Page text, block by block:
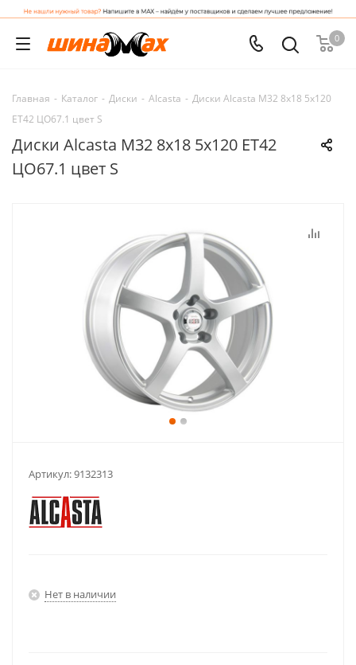
0
Главная - Каталог - Диски - Alcasta - Диски Alcasta M32 8x18 5x120
ET42 ЦО67.1 цвет S
Диски Alcasta M32 8x18 5x120 ET42
ЦО67.1 цвет S
Артикул:9132313
Нет в наличии